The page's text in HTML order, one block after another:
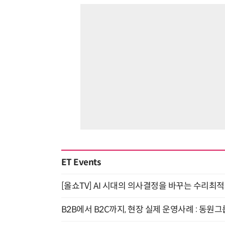
ET Events
[올쇼TV] AI 시대의 의사결정을 바꾸는 수리
B2B에서 B2C까지, 현장 실제 운영사례 : 동원